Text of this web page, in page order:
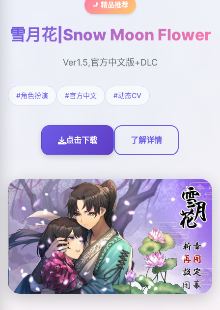
🚬 精品推荐
雪月花|Snow Moon Flower
Ver1.5,官方中文版+DLC
#角色扮演 #官方中文 #动态CV
点击下载 了解详情